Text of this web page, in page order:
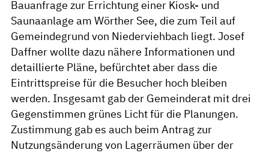
Bauanfrage zur Errichtung einer Kiosk- und
Saunaanlage am Wörther See, die zum Teil auf
Gemeindegrund von Niederviehbach liegt. Josef
Daffner wollte dazu nähere Informationen und
detaillierte Pläne, befürchtet aber dass die
Eintrittspreise für die Besucher hoch bleiben
werden. Insgesamt gab der Gemeinderat mit drei
Gegenstimmen grünes Licht für die Planungen.
Zustimmung gab es auch beim Antrag zur
Nutzungsänderung von Lagerräumen über der